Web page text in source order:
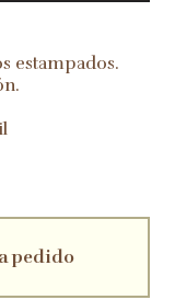
estampados.
pedido